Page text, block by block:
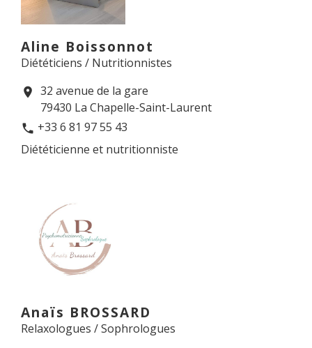
Aline Boissonnot
Diététiciens / Nutritionnistes
location_on 32 avenue de la gare
79430 La Chapelle-Saint-Laurent
phone +33 6 81 97 55 43
Diététicienne et nutritionniste
Anaïs BROSSARD
Relaxologues / Sophrologues